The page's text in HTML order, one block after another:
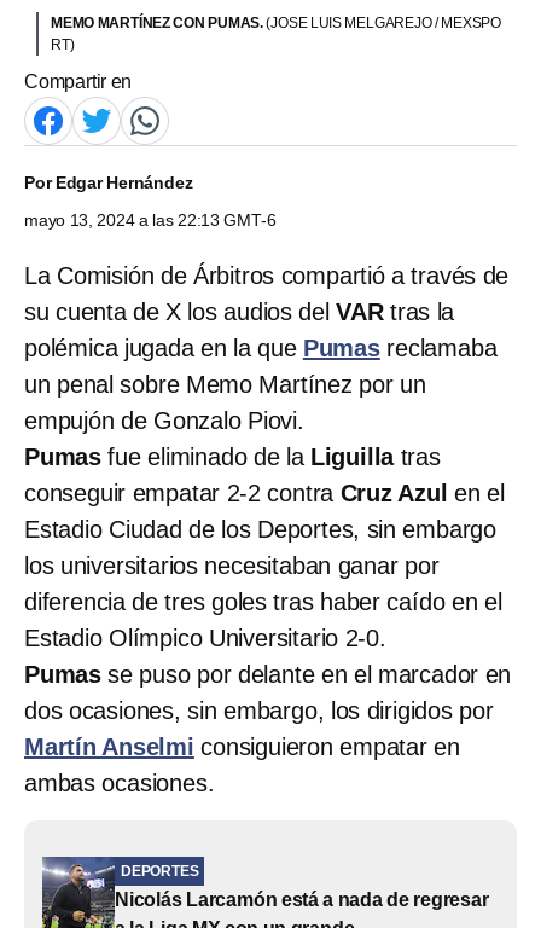
MEMO MARTÍNEZ CON PUMAS.(JOSE LUIS MELGAREJO / MEXSPO
RT)
Compartir en
PorEdgar Hernández
mayo 13, 2024 a las 22:13 GMT-6
La Comisión de Árbitros compartió a través de
su cuenta de X los audios delVARtras la
polémica jugada en la que Pumasreclamaba
un penal sobre Memo Martínez por un
empujón de Gonzalo Piovi.
Pumas fue eliminado de la Liguillatras
conseguir empatar 2-2 contra Cruz Azul en el
Estadio Ciudad de los Deportes, sin embargo
los universitarios necesitaban ganar por
diferencia de tres goles tras haber caído en el
Estadio Olímpico Universitario 2-0.
Pumas se puso por delante en el marcador en
dos ocasiones, sin embargo, los dirigidos por
Martín Anselmi consiguieron empatar en
ambas ocasiones.
DEPORTES
Nicolás Larcamón está a nada de regresar